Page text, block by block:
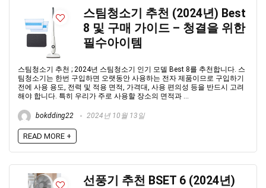
스팀청소기 추천 (2024년) Best
8 및 구매 가이드 – 청결을 위한
필수아이템
스팀청소기 추천 ; 2024년 스팀청소기 인기 모델 Best 8를 추천합니다. 스
팀청소기는 한번 구입하면 오랫동안 사용하는 전자 제품이므로 구입하기
전에 사용 용도, 전력 및 적용 면적, 가격대, 사용 편의성 등을 반드시 고려
해야 합니다. 특히 우리가 주로 사용할 장소의 면적과 ...
bokdding22 2024년 10월 13일
READ MORE +
선풍기 추천 BSET 6 (2024년)